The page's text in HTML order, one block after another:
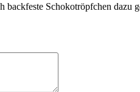
backfeste Schokotröpfchen dazu